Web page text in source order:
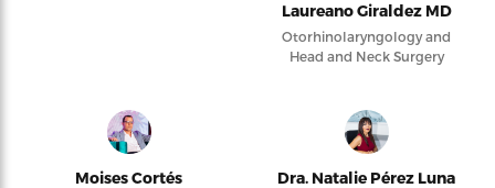
Laureano Giraldez MD
Otorhinolaryngology and
Head and Neck Surgery
Moises Cortés Dra. Natalie Pérez Luna